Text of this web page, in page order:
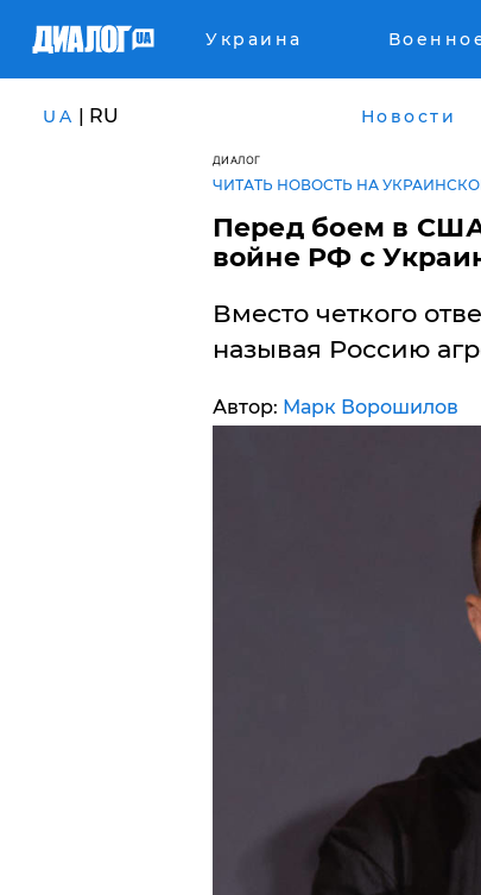
Украина
UA | RU Новости
ДИАЛОГ
ЧИТАТЬ НОВОСТЬ НА
Перед боем в
войне РФ с
Вместо четкого
называя Россию
Автор: Марк Ворошилов